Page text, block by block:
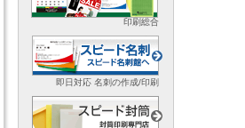
印刷総合
即日対応 名刺の作成/印刷